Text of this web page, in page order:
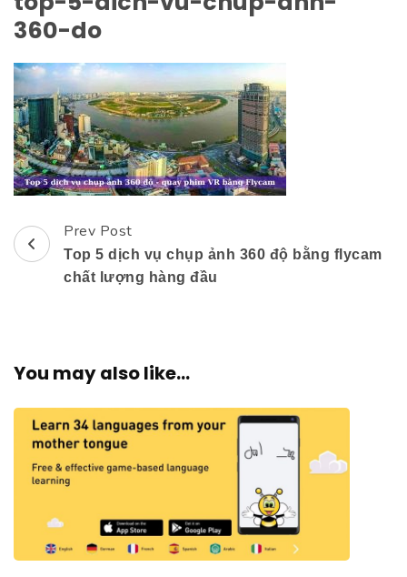
360-do
Post
Navigation
Prev Post
Top 5 dịch vụ chụp ảnh 360 độ bằng flycam
chất lượng hàng đầu
You may also like...